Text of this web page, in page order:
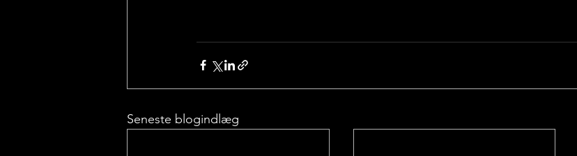
Seneste blogindlæg